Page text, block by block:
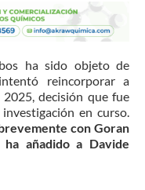
ha sido objeto de
reincorporar a
decisión que fue
en curso.
con Goran
añadido a Davide